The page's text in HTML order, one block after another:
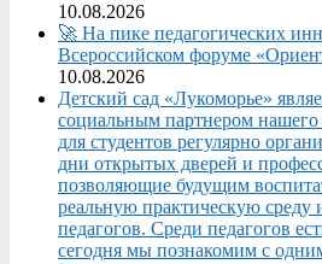
10.08.2026
🚀 На пике педагогических
Всероссийском форуме
10.08.2026
Детский сад «Лукоморье»
социальным партнером нашего
для студентов регулярно
дни открытых дверей и
позволяющие будущим
реальную практическую
педагогов. Среди педагогов
сегодня мы познакомим с